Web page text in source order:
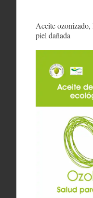
Aceite ozonizado,
piel dañada